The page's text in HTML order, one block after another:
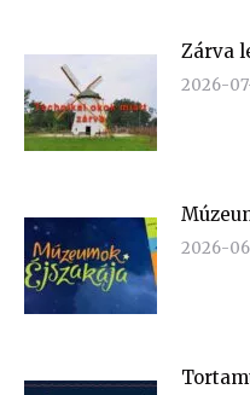
Zárva
2026-
2026-